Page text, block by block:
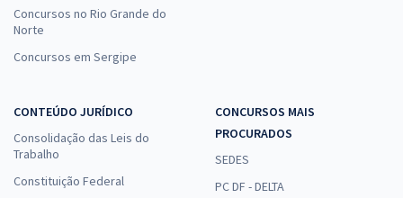
Concursos no Rio Grande do
Norte
Concursos em Sergipe
CONTEÚDO JURÍDICO
Consolidação das Leis do
Trabalho
Constituição Federal
CONCURSOS MAIS
PROCURADOS
SEDES
PC DF - DELTA